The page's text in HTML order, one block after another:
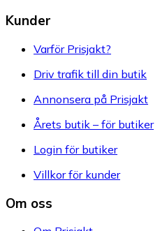
Kunder
Varför Prisjakt?
Driv trafik till din butik
Annonsera på Prisjakt
Årets butik – för butiker
Login för butiker
Villkor för kunder
Om oss